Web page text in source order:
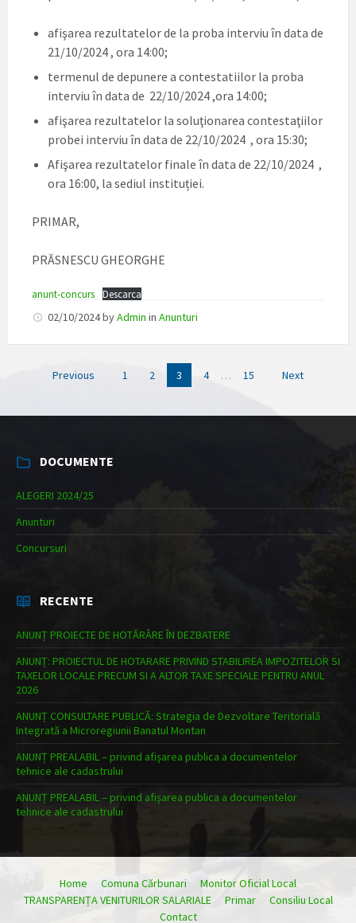
afişarea rezultatelor de la proba interviu în data de
21/10/2024 , ora 14:00;
termenul de depunere a contestatiilor la proba
interviu în data de 22/10/2024 ,ora 14:00;
afişarea rezultatelor la soluţionarea contestaţiilor
probei interviu în data de 22/10/2024 , ora 15:30;
Afişarea rezultatelor finale în data de 22/10/2024 ,
ora 16:00, la sediul instituției.
PRIMAR,
PRĂSNESCU GHEORGHE
anunt-concurs Descarca
02/10/2024byAdmin in Anunturi
Previous 1 2 3 4 … 15 Next
DOCUMENTE
ALEGERI 2024/25
Anunturi
Concursuri
RECENTE
ANUNȚ PROIECTE DE HOTĂRÂRE ÎN DEZBATERE
ANUNȚ: PROIECTUL DE HOTARARE PRIVIND STABILIREA IMPOZITELOR SI
TAXELOR LOCALE PRECUM SI A ALTOR TAXE SPECIALE PENTRU ANUL
2026
ANUNȚ CONSULTARE PUBLICĂ: Strategia de Dezvoltare Teritorială
Integrată a Microregiunii Banatul Montan
ANUNȚ PREALABIL – privind afișarea publica a documentelor
tehnice ale cadastrului
ANUNȚ PREALABIL – privind afișarea publica a documentelor
tehnice ale cadastrului
Home Comuna Cărbunari
Monitor Oficial Local
TRANSPARENȚA VENITURILOR SALARIALE
Primar
Consiliu Local
Contact